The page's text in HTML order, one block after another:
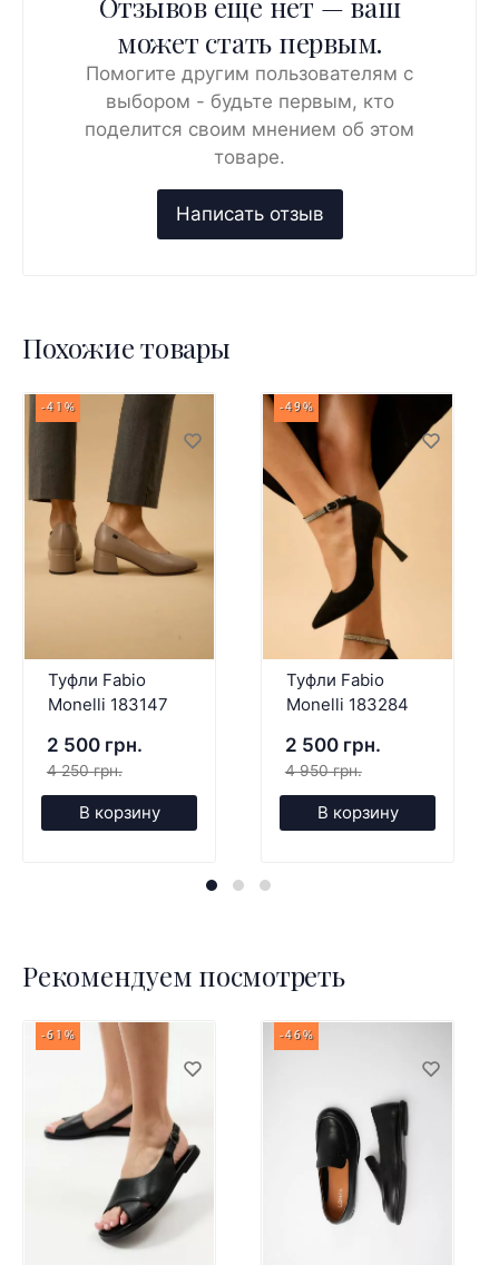
может стать первым.
Помогите другим пользователям с
выбором - будьте первым, кто
поделится своим мнением об этом
товаре.
Похожие товары
-41%
Туфли Fabio
Monelli 183147
2 500 грн.
4 250 грн.
В корзину
-49%
Туфли Fabio
Monelli 183284
2 500 грн.
4 950 грн.
В корзину
Рекомендуем посмотреть
-61% -46%